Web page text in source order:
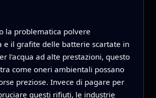
la problematica polvere
e il grafite delle batterie scartate in
l'acqua ad alte prestazioni, questo
come oneri ambientali possano
preziose. Invece di pagare per
questi rifiuti, le industrie